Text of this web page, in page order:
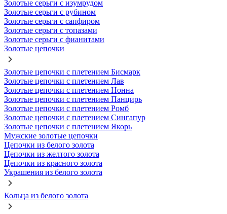
Золотые серьги с изумрудом
Золотые серьги с рубином
Золотые серьги с сапфиром
Золотые серьги с топазами
Золотые серьги с фианитами
Золотые цепочки
Золотые цепочки с плетением Бисмарк
Золотые цепочки с плетением Лав
Золотые цепочки с плетением Нонна
Золотые цепочки с плетением Панцирь
Золотые цепочки с плетением Ромб
Золотые цепочки с плетением Сингапур
Золотые цепочки с плетением Якорь
Мужские золотые цепочки
Цепочки из белого золота
Цепочки из желтого золота
Цепочки из красного золота
Украшения из белого золота
Кольца из белого золота